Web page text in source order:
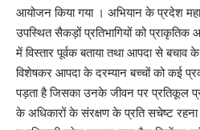
आयोजन किया गया । अभियान के प्रदेश
उपस्थित सैकड़ों प्रतिभागियों को
में विस्तार पूर्वक बताया तथा आपदा से बचाव
विशेषकर आपदा के दरम्यान बच्चों को कई
पड़ता है जिसका उनके जीवन पर प्रतिकूल
के अधिकारों के संरक्षण के प्रति सचेष्ट